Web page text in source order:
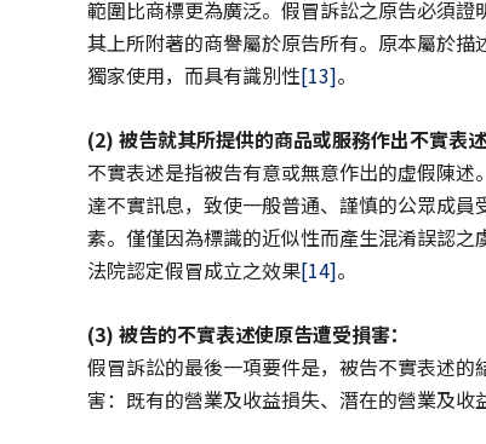
範圍比商標更為廣泛。假冒訴訟之原告必須
其上所附著的商譽屬於原告所有。原本屬於
獨家使用，而具有識別性[13]。
(2) 被告就其所提供的商品或服務作出不實表述
不實表述是指被告有意或無意作出的虛假陳
達不實訊息，致使一般普通、謹慎的公眾成
素。僅僅因為標識的近似性而產生混淆誤認
法院認定假冒成立之效果[14]。
(3) 被告的不實表述使原告遭受損害：
假冒訴訟的最後一項要件是，被告不實表述
害：既有的營業及收益損失、潛在的營業及